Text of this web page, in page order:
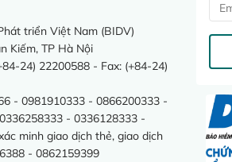
triển Việt Nam (BIDV)
Kiếm, TP Hà Nội
24) 22200588 - Fax: (+84-24)
- 0981910333 - 0866200333 -
- 0336128333 -
minh giao dịch thẻ, giao dịch
- 0862159399